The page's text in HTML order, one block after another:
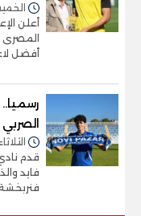
الخميس 05/أكتوبر/
أعلن
أفضل
الصربي
الثلاثاء 03/أكتوبر/2023 -
قدم
فايد